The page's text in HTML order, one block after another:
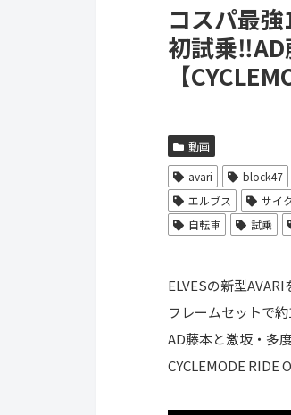
コスパ最
初試乗
【
動画
avari block47
エルブス
サイ
自転車
試乗
ELVESの新型
フレームセットで
AD藤本と激坂・多
CYCLEMODE RIDE